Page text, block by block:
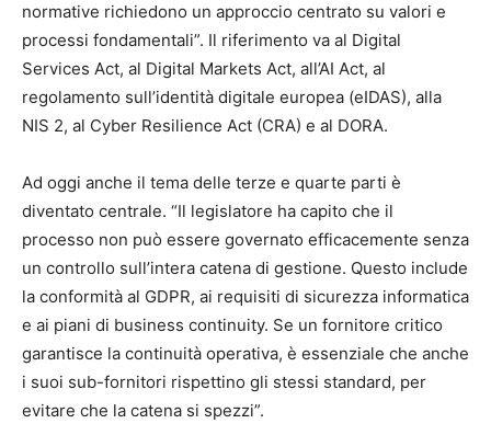
normative richiedono un approccio centrato su valori e
processi fondamentali”. Il riferimento va al Digital
Services Act, al Digital Markets Act, all’AI Act, al
regolamento sull’identità digitale europea (eIDAS), alla
NIS 2, al Cyber Resilience Act (CRA) e al DORA.
Ad oggi anche il tema delle terze e quarte parti è
diventato centrale. “Il legislatore ha capito che il
processo non può essere governato efficacemente senza
un controllo sull’intera catena di gestione. Questo include
la conformità al GDPR, ai requisiti di sicurezza informatica
e ai piani di business continuity. Se un fornitore critico
garantisce la continuità operativa, è essenziale che anche
i suoi sub-fornitori rispettino gli stessi standard, per
evitare che la catena si spezzi”.